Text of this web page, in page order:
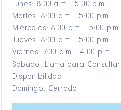
Lunes: 8:00 a.m. - 5:00 p.m.
Martes: 8:00 a.m. - 5:00 p.m.
Miércoles: 8:00 a.m. - 5:00 p.m.
Jueves: 8:00 a.m. - 5:00 p.m.
Viernes: 7:00 a.m. - 4:00 p.m.
Sábado: Llama para Consultar
Disponibilidad
Domingo: Cerrado